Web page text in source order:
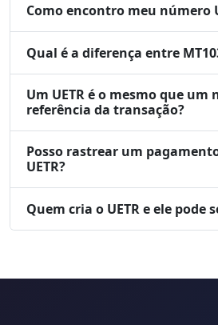
Como encontro meu número
Qual é a diferença entre
Um UETR é o mesmo que um
referência da transação?
Posso rastrear um
UETR?
Quem cria o UETR e ele pode